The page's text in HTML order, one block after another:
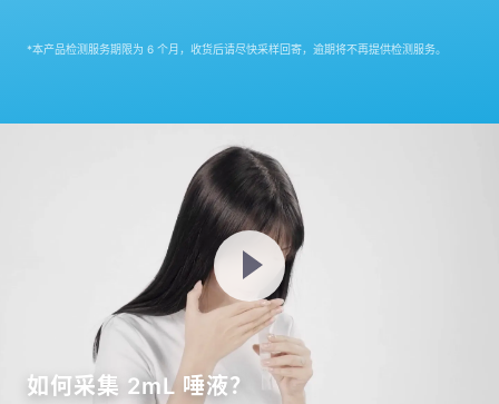
*本产品检测服务期限为 6 个月，收货后请尽快采样回寄，逾期将不再提供检测服务。
如何采集 2mL 唾液？